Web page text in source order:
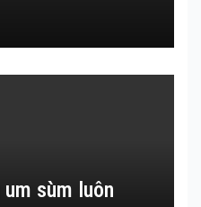
sùm luôn